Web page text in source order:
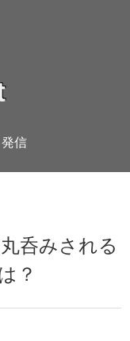
信
呑みされる
？